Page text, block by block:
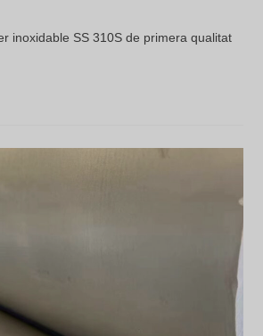
inoxidable SS 310S de primera qualitat